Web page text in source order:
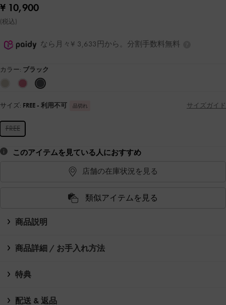
¥ 10,900
(税込)
なら月々¥ 3,633円から。分割手数料無料
カラー: ブラック
サイズ: FREE - 利用不可 品切れ サイズガイド
FREE
このアイテムを見ている人におすすめ
店舗の在庫状況を見る
類似アイテムを見る
商品説明
商品詳細 / お手入れ方法
特典
配送 & 返品